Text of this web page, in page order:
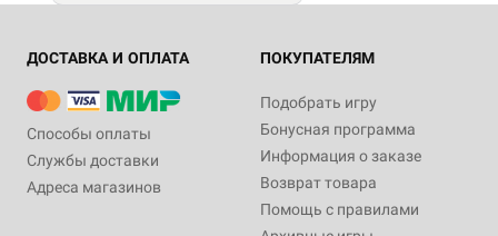
ДОСТАВКА И ОПЛАТА
Способы оплаты
Службы доставки
Адреса магазинов
ПОКУПАТЕЛЯМ
Подобрать игру
Бонусная программа
Информация о заказе
Возврат товара
Помощь с правилами